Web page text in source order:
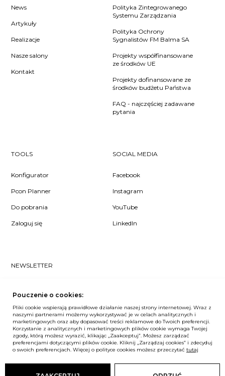
News
Artykuły
Realizacje
Nasze salony
Kontakt
Polityka Zintegrowanego
Systemu Zarządzania
Polityka Ochrony
Sygnalistów FM Balma SA
Projekty współfinansowane
ze środków UE
Projekty dofinansowane ze
środków budżetu Państwa
FAQ - najczęściej zadawane
pytania
TOOLS
Konfigurator
Pcon Planner
Do pobrania
Zaloguj się
SOCIAL MEDIA
Facebook
Instagram
YouTube
LinkedIn
NEWSLETTER
się do naszego #nospam newslettera!
ZAPISZ MNIE
Unia Europejska
Pouczenie o cookies:
Pliki cookie wspierają prawidłowe działanie naszej strony internetowej. Wraz z
naszymi partnerami możemy wykorzystywać je w celach analitycznych i
marketingowych oraz aby dopasować treści reklamowe do Twoich preferencji.
Korzystanie z analitycznych i marketingowych plików cookie wymaga Twojej
zgody, którą możesz wyrazić, klikając „Zaakceptuj”. Możesz zarządzać
preferencjami dotyczącymi plików cookie. Kliknij „Zarządzaj cookies” i zdecyduj
o swoich preferencjach. Więcej o polityce cookies możesz przeczytać tutaj